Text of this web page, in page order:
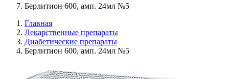
Берлитион 600, амп. 24мл №5
Главная
Лекарственные препараты
Диабетические препараты
Берлитион 600, амп. 24мл №5